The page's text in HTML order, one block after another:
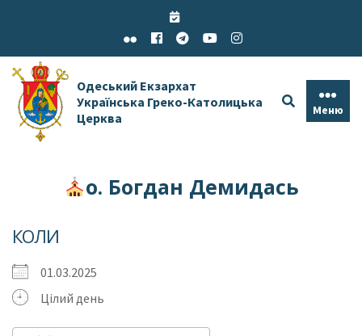
Одеський Екзархат
Українська Греко-Католицька
Церква
Меню
о. Богдан Демидась
КОЛИ
01.03.2025
Цілий день